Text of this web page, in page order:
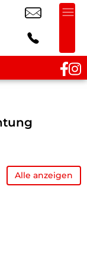
Alle anzeigen